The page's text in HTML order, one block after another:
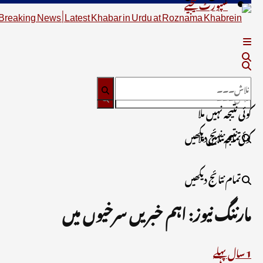
کوئی نتیجہ نہیں ملا
تمام نتائج دیکھیں
کوئی نتیجہ نہیں ملا
تمام نتائج دیکھیں
مارننگ نیوز: اہم خبریں سرخیوں میں
1 سال پہلے